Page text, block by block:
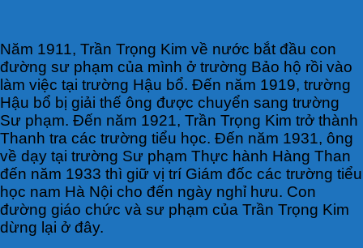
Năm 1911, Trần Trọng Kim về nước bắt đầu con
đường sư phạm của mình ở trường Bảo hộ rồi vào
làm việc tại trường Hậu bổ. Đến năm 1919, trường
Hậu bổ bị giải thế ông được chuyển sang trường
Sư phạm. Đến năm 1921, Trần Trọng Kim trở thành
Thanh tra các trường tiểu học. Đến năm 1931, ông
về dạy tại trường Sư phạm Thực hành Hàng Than
đến năm 1933 thì giữ vị trí Giám đốc các trường tiểu
học nam Hà Nội cho đến ngày nghỉ hưu. Con
đường giáo chức và sư phạm của Trần Trọng Kim
dừng lại ở đây.